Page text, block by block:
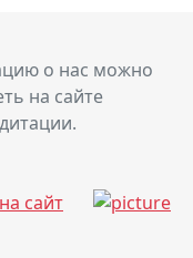
о нас можно
на сайте
сайт